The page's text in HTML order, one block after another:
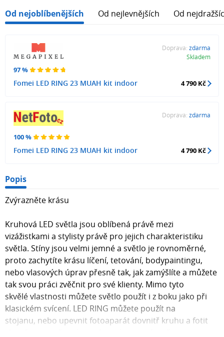
Od nejoblíbenějších Od nejlevnějších Od
97 %
Fomei LED RING 23 MUAH kit indoor
Doprava: zdarma
Skladem
4 790 Kč
100 %
Fomei LED RING 23 MUAH kit indoor
Doprava: zdarma
4 790 Kč
Popis
Zvýrazněte krásu
Kruhová LED světla jsou oblíbená právě mezi
vizážistkami a stylisty právě pro jejich charakteristiku
světla. Stíny jsou velmi jemné a světlo je rovnoměrné,
proto zachytíte krásu líčení, tetování, bodypaintingu,
nebo vlasových úprav přesně tak, jak zamýšlíte a můžete
tak svou práci zvěčnit pro své klienty. Mimo tyto
skvělé vlastnosti můžete světlo použít i z boku jako při
klasickém svícení. LED RING můžete použít na
stojanu, nebo upevnit fotoaparát dovnitř kruhu a fotit